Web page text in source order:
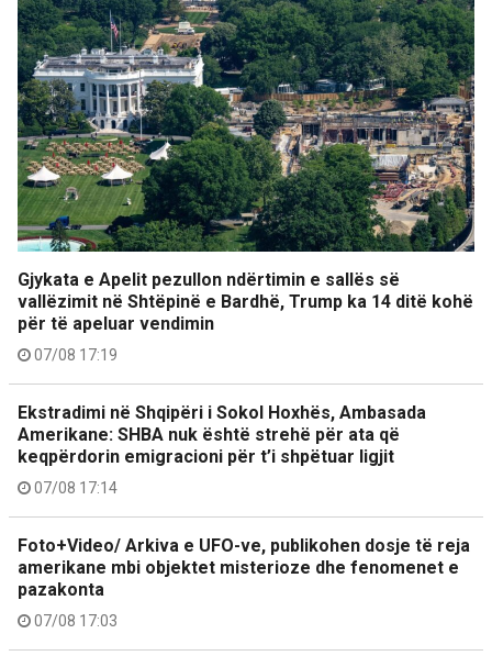
Gjykata e Apelit pezullon ndërtimin e sallës së
vallëzimit në Shtëpinë e Bardhë, Trump ka 14 ditë kohë
për të apeluar vendimin
07/08 17:19
Ekstradimi në Shqipëri i Sokol Hoxhës, Ambasada
Amerikane: SHBA nuk është strehë për ata që
keqpërdorin emigracioni për t’i shpëtuar ligjit
07/08 17:14
Foto+Video/ Arkiva e UFO-ve, publikohen dosje të reja
amerikane mbi objektet misterioze dhe fenomenet e
pazakonta
07/08 17:03